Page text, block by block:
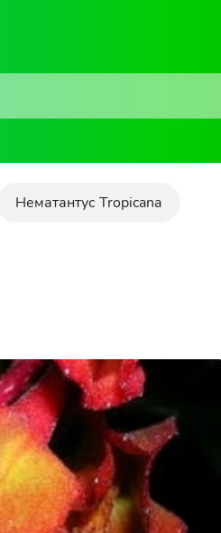
Нематантус Tropicana